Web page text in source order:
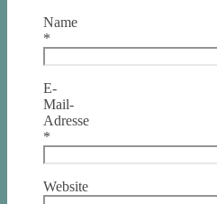
Name
*
E-
Mail-
Adresse
*
Website